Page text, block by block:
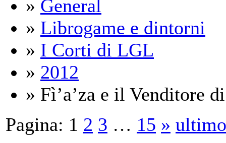
» General
» Librogame e dintorni
» I Corti di LGL
» 2012
» Fì’a’za e il Venditore
Pagina: 1 2 3 … 15 » ultimo